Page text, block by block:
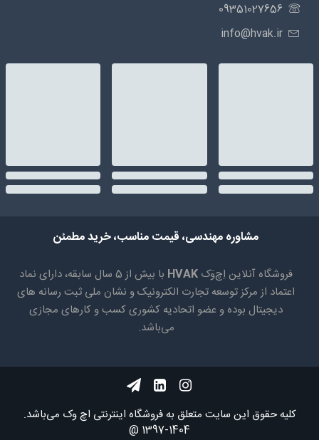
09351027656
info@hvak.ir
مشاوره مهندسی، قیمت مناسب، خرید مطمئن
فروشگاه آنلاین اِچ‌وَک HVAK
با بیش از 5 سال سابقه، دارای نماد
اعتماد از مرکز توسعه تجارت الکترونیک و نشان ملی ثبت رسانه های
دیجیتال بوده و عضو اتحادیه کشوری کسب و کارهای مجازی
می‌باشد.
کلیه حقوق اين سايت متعلق به فروشگاه اینترنتی اچ وک می‌باشد.
1404-1397 @